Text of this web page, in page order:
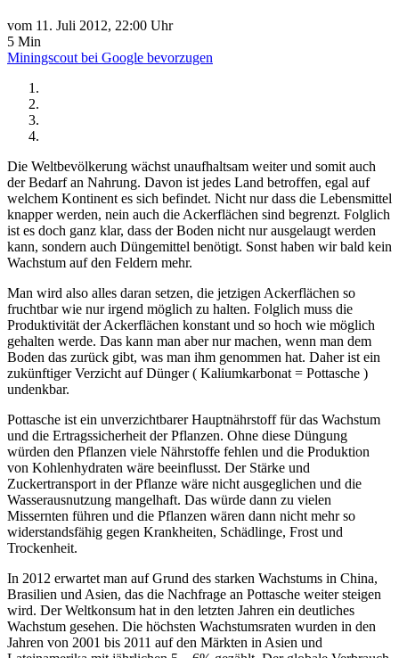
vom 11. Juli 2012, 22:00 Uhr
5 Min
Miningscout bei Google bevorzugen
Die Weltbevölkerung wächst unaufhaltsam weiter und somit auch
der Bedarf an Nahrung. Davon ist jedes Land betroffen, egal auf
welchem Kontinent es sich befindet. Nicht nur dass die Lebensmittel
knapper werden, nein auch die Ackerflächen sind begrenzt. Folglich
ist es doch ganz klar, dass der Boden nicht nur ausgelaugt werden
kann, sondern auch Düngemittel benötigt. Sonst haben wir bald kein
Wachstum auf den Feldern mehr.
Man wird also alles daran setzen, die jetzigen Ackerflächen so
fruchtbar wie nur irgend möglich zu halten. Folglich muss die
Produktivität der Ackerflächen konstant und so hoch wie möglich
gehalten werde. Das kann man aber nur machen, wenn man dem
Boden das zurück gibt, was man ihm genommen hat. Daher ist ein
zukünftiger Verzicht auf Dünger ( Kaliumkarbonat = Pottasche )
undenkbar.
Pottasche ist ein unverzichtbarer Hauptnährstoff für das Wachstum
und die Ertragssicherheit der Pflanzen. Ohne diese Düngung
würden den Pflanzen viele Nährstoffe fehlen und die Produktion
von Kohlenhydraten wäre beeinflusst. Der Stärke und
Zuckertransport in der Pflanze wäre nicht ausgeglichen und die
Wasserausnutzung mangelhaft. Das würde dann zu vielen
Missernten führen und die Pflanzen wären dann nicht mehr so
widerstandsfähig gegen Krankheiten, Schädlinge, Frost und
Trockenheit.
In 2012 erwartet man auf Grund des starken Wachstums in China,
Brasilien und Asien, das die Nachfrage an Pottasche weiter steigen
wird. Der Weltkonsum hat in den letzten Jahren ein deutliches
Wachstum gesehen. Die höchsten Wachstumsraten wurden in den
Jahren von 2001 bis 2011 auf den Märkten in Asien und